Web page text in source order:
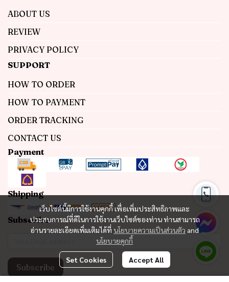
เว็บไซต์นี้มีการใช้งานคุกกี้ เพื่อเพิ่มประสิทธิภาพและ
ประสบการณ์ที่ดีในการใช้งานเว็บไซต์ของท่าน ท่านสามารถ
อ่านรายละเอียดเพิ่มเติมได้ที่ นโยบายความเป็นส่วนตัว and
นโยบายคุกกี้
Set Cookies Accept All
ABOUT US
REVIEW
PRIVACY POLICY
SUPPORT
HOW TO ORDER
HOW TO PAYMENT
ORDER TRACKING
CONTACT US
Payment
Shipping
Subscribe
Subscribe